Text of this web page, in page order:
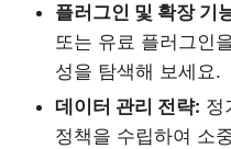
플러그인 및 확장 기
또는 유료 플러그인
성을 탐색해 보세요.
데이터 관리 전략: 정
정책을 수립하여 소